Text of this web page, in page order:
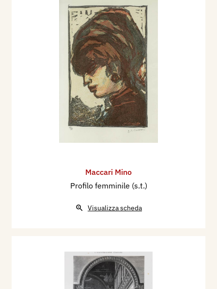
Maccari Mino
Profilo femminile (s.t.)
Visualizza scheda